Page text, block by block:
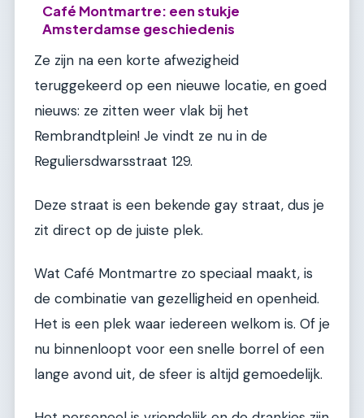
Café Montmartre: een stukje
Amsterdamse geschiedenis
Ze zijn na een korte afwezigheid
teruggekeerd op een nieuwe locatie, en goed
nieuws: ze zitten weer vlak bij het
Rembrandtplein! Je vindt ze nu in de
Reguliersdwarsstraat 129.
Deze straat is een bekende gay straat, dus je
zit direct op de juiste plek.
Wat Café Montmartre zo speciaal maakt, is
de combinatie van gezelligheid en openheid.
Het is een plek waar iedereen welkom is. Of je
nu binnenloopt voor een snelle borrel of een
lange avond uit, de sfeer is altijd gemoedelijk.